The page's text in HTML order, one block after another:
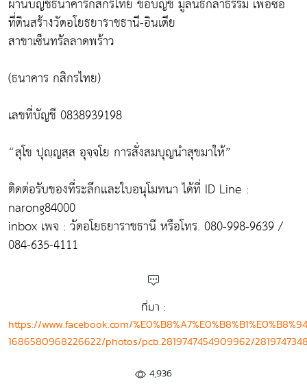
ที่ดินสร้างวัดอโยธยาราชธานี-อินเดีย
สาขาเซ็นทรัลลาดพร้าว
(ธนาคาร กสิกรไทย)
เลขที่บัญชี 0838939198
“สุโข ปุญฺญสฺส อุจฺจโย การสั่งสมบุญนำสุขมาให้”
ติดต่อรับของที่ระลึกและใบอนุโมทนา ได้ที่ ID Line :
narong84000
inbox เพจ : วัดอโยธยาราชธานี หรือโทร. 080-998-9639 /
084-635-4111
ที่มา :
https://www.facebook.com/
1686580968226622/photos/pcb.2819747454909962/
4,936